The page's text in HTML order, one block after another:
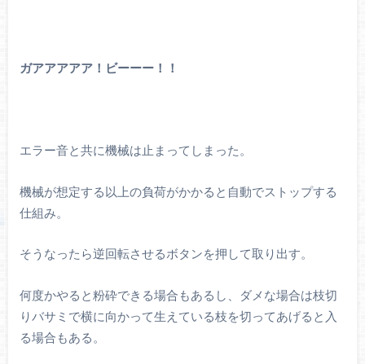
ガアアアアア！ビーーー！！
エラー音と共に機械は止まってしまった。
機械が想定する以上の負荷がかかると自動でストップする
仕組み。
そうなったら逆回転させるボタンを押して取り出す。
何度かやると粉砕できる場合もあるし、ダメな場合は枝切
りバサミで横に向かって生えている枝を切ってあげると入
る場合もある。